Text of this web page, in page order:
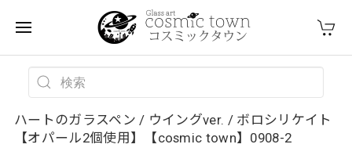
ハートのガラスペン / ウイングver. / ボロシリケイト
【オパール2個使用】【cosmic town】0908-2